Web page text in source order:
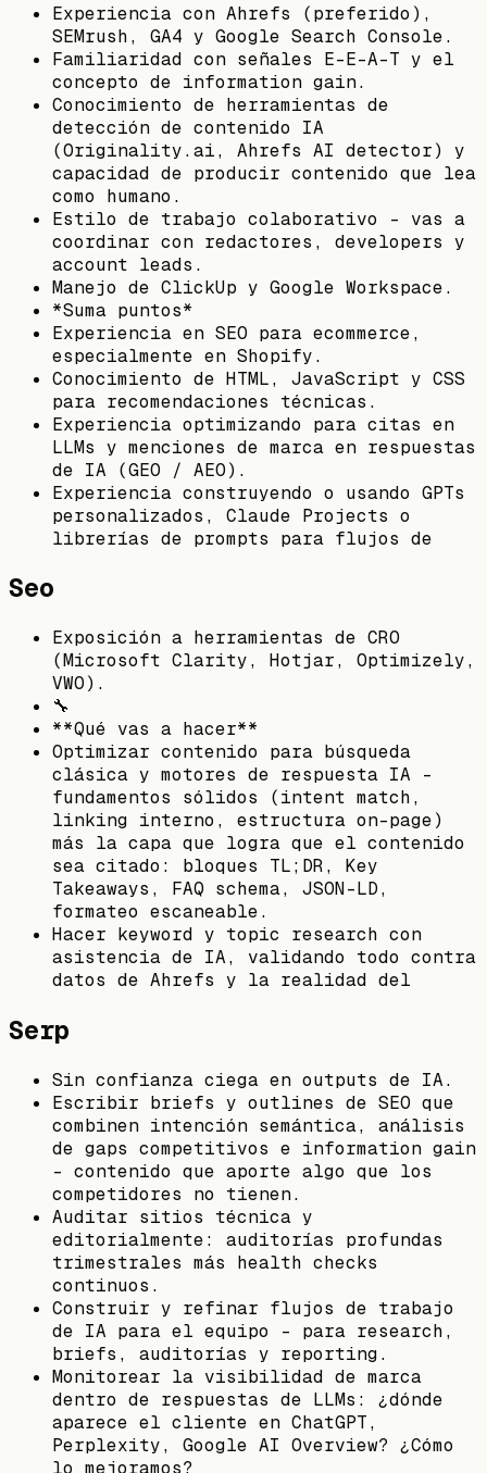
Experiencia con Ahrefs (preferido),
SEMrush, GA4 y Google Search Console.
Familiaridad con señales E-E-A-T y el
concepto de information gain.
Conocimiento de herramientas de
detección de contenido IA
(Originality.ai, Ahrefs AI detector) y
capacidad de producir contenido que lea
como humano.
Estilo de trabajo colaborativo - vas a
coordinar con redactores, developers y
account leads.
Manejo de ClickUp y Google Workspace.
*Suma puntos*
Experiencia en SEO para ecommerce,
especialmente en Shopify.
Conocimiento de HTML, JavaScript y CSS
para recomendaciones técnicas.
Experiencia optimizando para citas en
LLMs y menciones de marca en respuestas
de IA (GEO / AEO).
Experiencia construyendo o usando GPTs
personalizados, Claude Projects o
librerías de prompts para flujos de
Seo
Exposición a herramientas de CRO
(Microsoft Clarity, Hotjar, Optimizely,
VWO).
🔧
**Qué vas a hacer**
Optimizar contenido para búsqueda
clásica y motores de respuesta IA -
fundamentos sólidos (intent match,
linking interno, estructura on-page)
más la capa que logra que el contenido
sea citado: bloques TL;DR, Key
Takeaways, FAQ schema, JSON-LD,
formateo escaneable.
Hacer keyword y topic research con
asistencia de IA, validando todo contra
datos de Ahrefs y la realidad del
Serp
Sin confianza ciega en outputs de IA.
Escribir briefs y outlines de SEO que
combinen intención semántica, análisis
de gaps competitivos e information gain
- contenido que aporte algo que los
competidores no tienen.
Auditar sitios técnica y
editorialmente: auditorías profundas
trimestrales más health checks
continuos.
Construir y refinar flujos de trabajo
de IA para el equipo - para research,
briefs, auditorías y reporting.
Monitorear la visibilidad de marca
dentro de respuestas de LLMs: ¿dónde
aparece el cliente en ChatGPT,
Perplexity, Google AI Overview? ¿Cómo
lo mejoramos?